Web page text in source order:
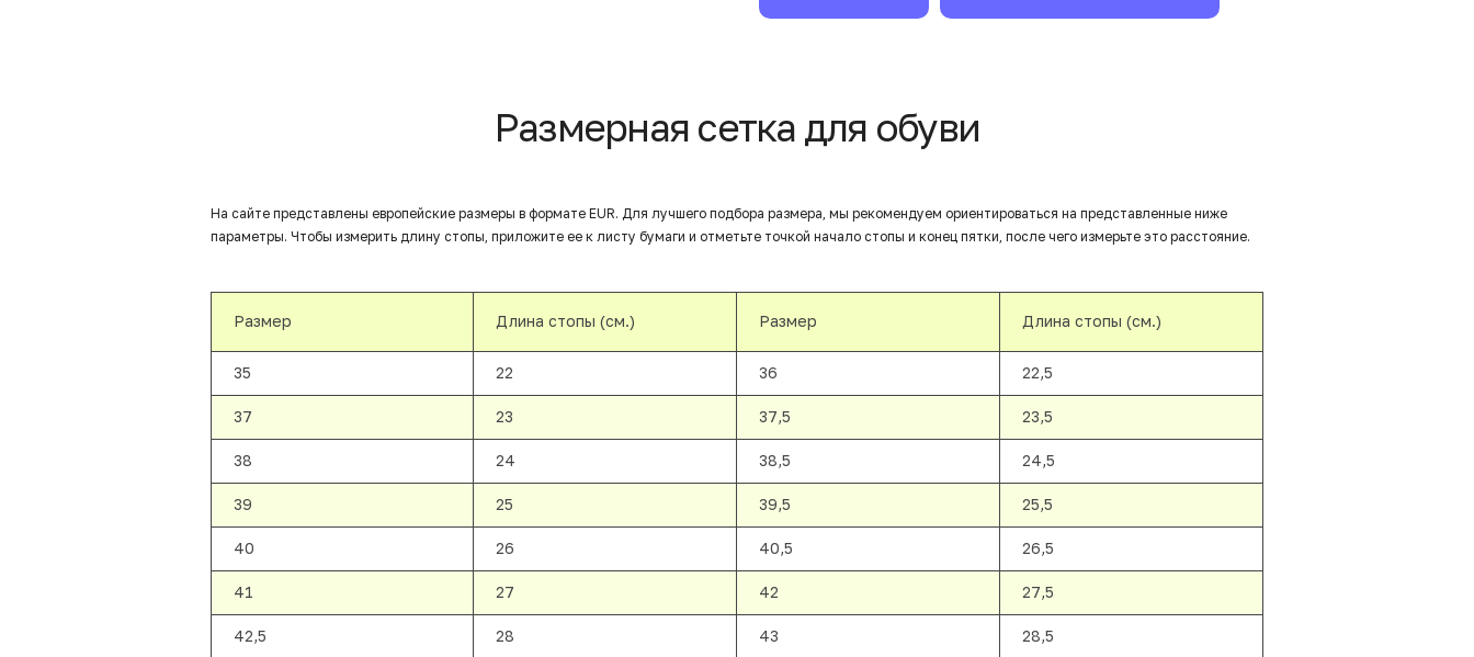
Размерная сетка для обуви
На сайте представлены европейские размеры в формате EUR. Для лучшего подбора размера, мы рекомендуем ориентироваться на представленные ниже
параметры. Чтобы измерить длину стопы, приложите ее к листу бумаги и отметьте точкой начало стопы и конец пятки, после чего измерьте это расстояние.
Размер Длина стопы (см.) Размер Длина стопы (см.)
35 22 36 22,5
37 23 37,5 23,5
38 24 38,5 24,5
39 25 39,5 25,5
40 26 40,5 26,5
41 27 42 27,5
42,5 28 43 28,5